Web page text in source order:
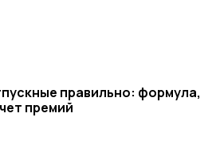
правильно: формула,
премий